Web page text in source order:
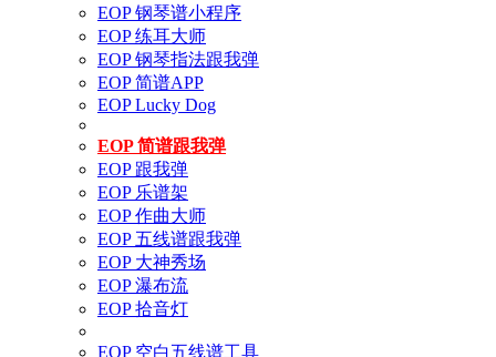
EOP 钢琴谱小程序
EOP 练耳大师
EOP 钢琴指法跟我弹
EOP 简谱APP
EOP Lucky Dog
EOP 简谱跟我弹
EOP 跟我弹
EOP 乐谱架
EOP 作曲大师
EOP 五线谱跟我弹
EOP 大神秀场
EOP 瀑布流
EOP 拾音灯
EOP 空白五线谱工具